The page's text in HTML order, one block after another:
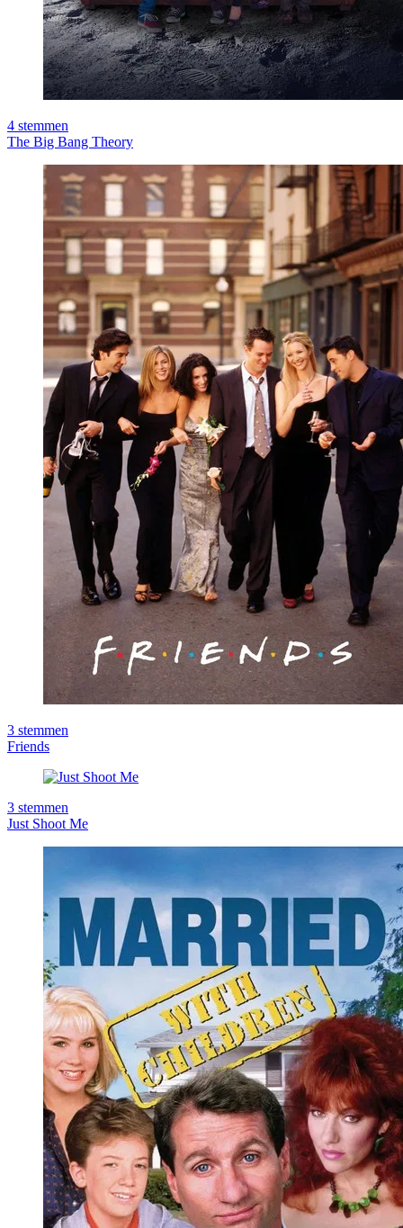
4 stemmen
The Big Bang Theory
3 stemmen
Friends
3 stemmen
Just Shoot Me